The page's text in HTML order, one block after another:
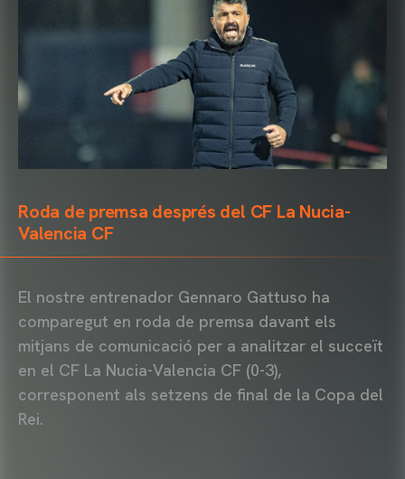
Roda de premsa després del CF La Nucia-
Valencia CF
El nostre entrenador Gennaro Gattuso ha
comparegut en roda de premsa davant els
mitjans de comunicació per a analitzar el succeït
en el CF La Nucia-Valencia CF (0-3),
corresponent als setzens de final de la Copa del
Rei.